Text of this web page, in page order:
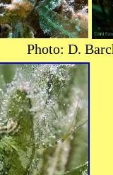
Photo: D.